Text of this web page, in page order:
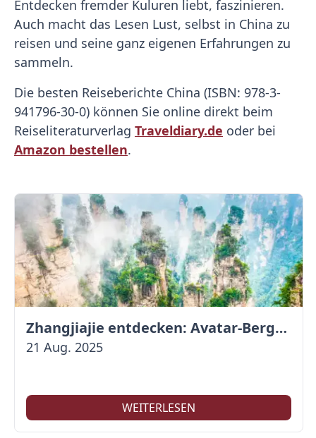
Entdecken fremder Kuluren liebt, faszinieren.
Auch macht das Lesen Lust, selbst in China zu
reisen und seine ganz eigenen Erfahrungen zu
sammeln.
Die besten Reiseberichte China (ISBN: 978-3-
941796-30-0) können Sie online direkt beim
Reiseliteraturverlag Traveldiary.de oder bei
Amazon bestellen.
Zhangjiajie entdecken: Avatar-Berge & Altstadt von Fenghuang
21 Aug. 2025
WEITERLESEN